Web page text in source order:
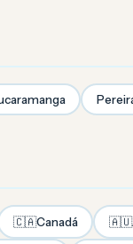
🇨🇦Canadá 🇦🇺